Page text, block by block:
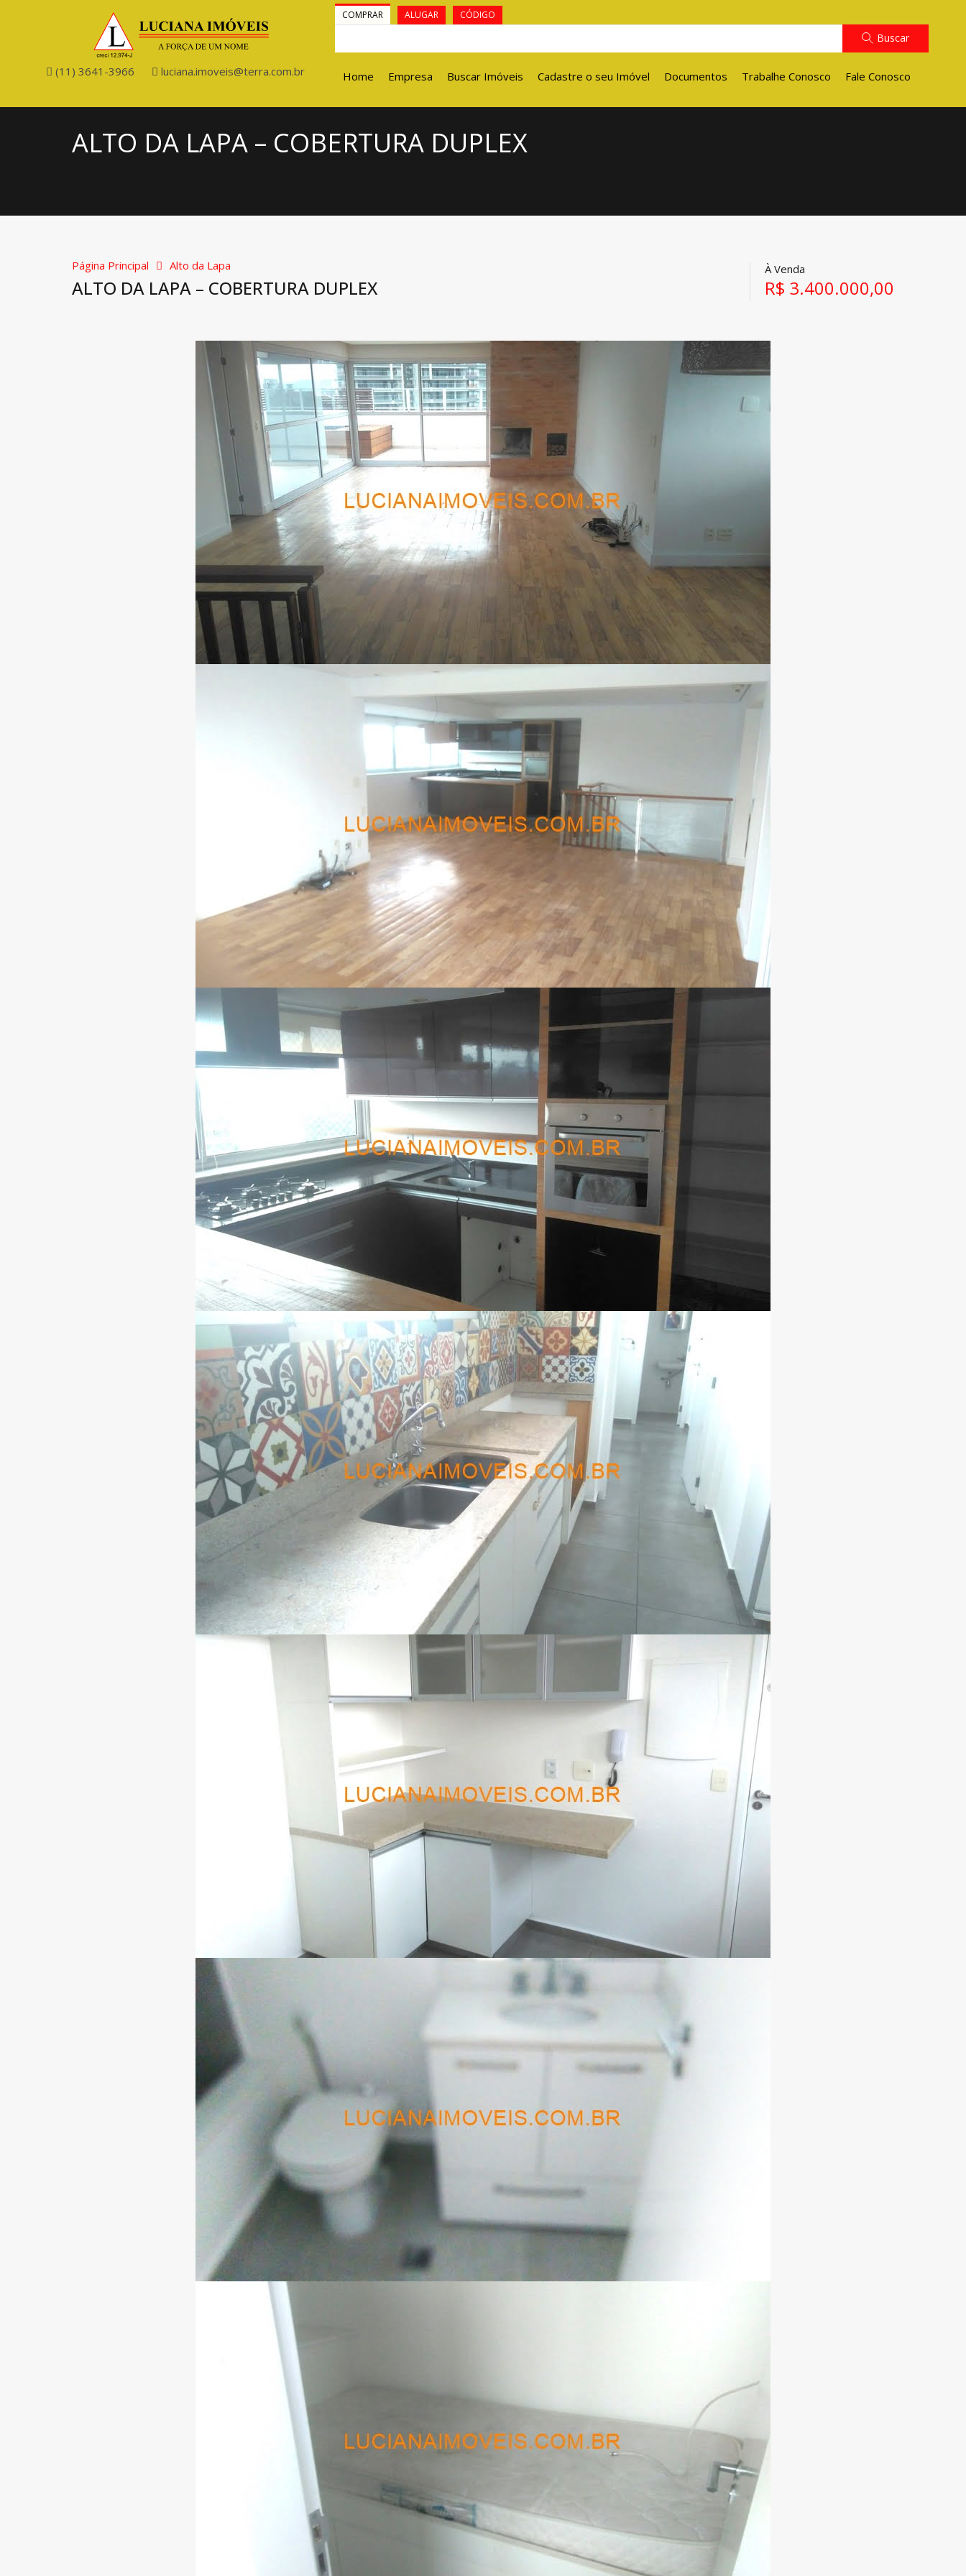
(11) 3641-3966 luciana.imoveis@terra.com.br
COMPRAR ALUGAR CÓDIGO
Buscar
Home Empresa Buscar Imóveis Cadastre o seu Imóvel Documentos Trabalhe Conosco Fale Conosco
ALTO DA LAPA – COBERTURA DUPLEX
Página Principal Alto da Lapa
ALTO DA LAPA – COBERTURA DUPLEX
À Venda
R$ 3.400.000,00